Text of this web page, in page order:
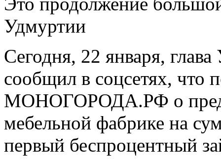
Удмуртии
Сегодня, 22 января,
сообщил в соцсетях, что
МОНОГОРОДА.РФ о
мебельной фабрике на
первый беспроцентный